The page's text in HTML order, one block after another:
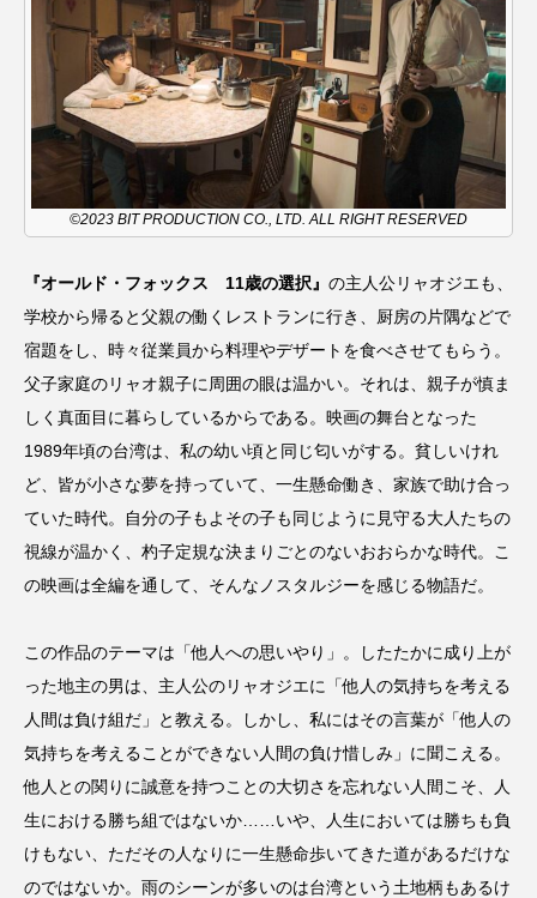
Singing with a smile snowwhite
SPOTTED PRODUCTIONS/TWIN
SUNSUNキッズ The Room Next Door
This is SUEKI We Live In Time WICKED
youtube Yukoの子連れハワイ旅珍道中
「THE オリバーな犬、（Gosh!!）このヤロウMOVIE」
『今日の空が一番好き、とまだ言えない僕は』
あいはらひろゆき
あかしあジュニア合唱団「さくらんぼ」
あっぷっぷのぷ～ あなたが眠る間
いばら姫 おいしいおのまとぺ
おいしいぱんぱんでんしゃ おいしい絵本
©2023 BIT PRODUCTION CO., LTD. ALL RIGHT RESERVED
『オールド・フォックス 11歳の選択』 の主人公リャオジエも、
学校から帰ると父親の働くレストランに行き、厨房の片隅などで
宿題をし、時々従業員から料理やデザートを食べさせてもらう。
父子家庭のリャオ親子に周囲の眼は温かい。それは、親子が慎ま
しく真面目に暮らしているからである。映画の舞台となった
1989年頃の台湾は、私の幼い頃と同じ匂いがする。貧しいけれ
ど、皆が小さな夢を持っていて、一生懸命働き、家族で助け合っ
ていた時代。自分の子もよその子も同じように見守る大人たちの
視線が温かく、杓子定規な決まりごとのないおおらかな時代。こ
の映画は全編を通して、そんなノスタルジーを感じる物語だ。
この作品のテーマは「他人への思いやり」。したたかに成り上が
った地主の男は、主人公のリャオジエに「他人の気持ちを考える
人間は負け組だ」と教える。しかし、私にはその言葉が「他人の
気持ちを考えることができない人間の負け惜しみ」に聞こえる。
他人との関りに誠意を持つことの大切さを忘れない人間こそ、人
生における勝ち組ではないか……いや、人生においては勝ちも負
けもない、ただその人なりに一生懸命歩いてきた道があるだけな
のではないか。雨のシーンが多いのは台湾という土地柄もあるけ